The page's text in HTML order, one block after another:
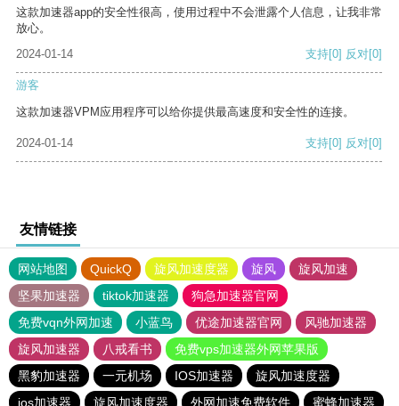
这款加速器app的安全性很高，使用过程中不会泄露个人信息，让我非常
放心。
2024-01-14
支持[0] 反对[0]
游客
这款加速器VPM应用程序可以给你提供最高速度和安全性的连接。
2024-01-14 支持[0] 反对[0]
友情链接
网站地图 QuickQ 旋风加速度器 旋风
旋风加速
坚果加速器
tiktok加速器
狗急加速器官网
免费vqn外网加速
小蓝鸟 优途加速器官网
风驰加速器
旋风加速器
八戒看书
免费vps加速器外网苹果版
黑豹加速器
一元机场 IOS加速器
旋风加速度器
ios加速器
旋风加速度器 外网加速免费软件 蜜蜂加速器